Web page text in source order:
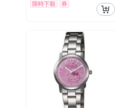
限時下殺 券